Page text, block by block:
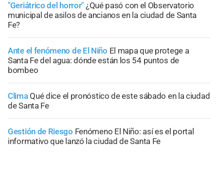
"Geriátrico del horror" ¿Qué pasó con el Observatorio
municipal de asilos de ancianos en la ciudad de Santa
Fe?
Ante el fenómeno de El Niño El mapa que protege a
Santa Fe del agua: dónde están los 54 puntos de
bombeo
Clima Qué dice el pronóstico de este sábado en la ciudad
de Santa Fe
Gestión de Riesgo Fenómeno El Niño: así es el portal
informativo que lanzó la ciudad de Santa Fe